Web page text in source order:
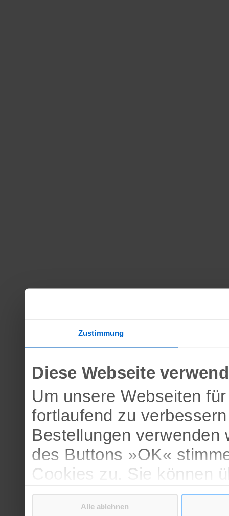
Zustimmung
Diese Webseite
Um unsere Webseiten
fortlaufend zu
Bestellungen
des Buttons »OK«
Cookies zu. Sie können
verschiedenen Cookies
Alle ablehnen